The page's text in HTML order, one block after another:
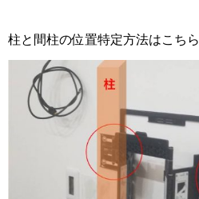
柱と間柱の位置特定方法はこちら